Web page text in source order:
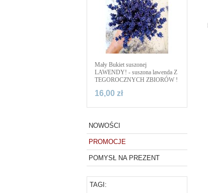
Mały Bukiet suszonej
LAWENDY! - suszona lawenda Z
TEGOROCZNYCH ZBIORÓW !
16,00 zł
NOWOŚCI
PROMOCJE
POMYSŁ NA PREZENT
TAGI: